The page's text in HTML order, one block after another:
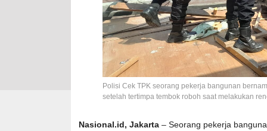
Polisi Cek TPK seorang pekerja bangunan
setelah tertimpa tembok roboh saat melakukan
Nasional.id, Jakarta – Seorang pekerja